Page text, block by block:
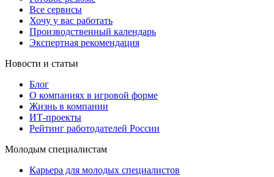
Все сервисы
Хочу у вас работать
Производственный календарь
Экспертная рекомендация
Новости и статьи
Блог
О компаниях в игровой форме
Жизнь в компании
ИТ-проекты
Рейтинг работодателей России
Молодым специалистам
Карьера для молодых специалистов